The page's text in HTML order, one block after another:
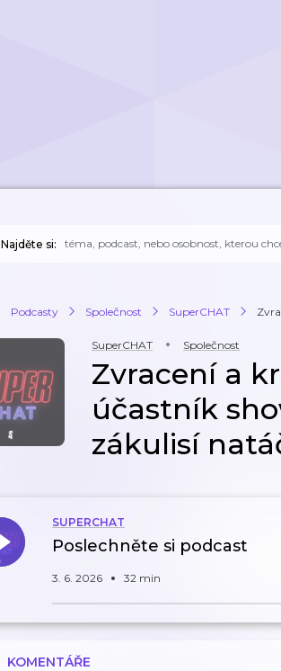
Najděte si:
Podcasty Společnost SuperCHAT
SuperCHAT Společnost
Zvracení a
účastník
zákulisí
SUPERCHAT
Poslechněte si podcast
3. 6. 2026 32 min
KOMENTÁŘE